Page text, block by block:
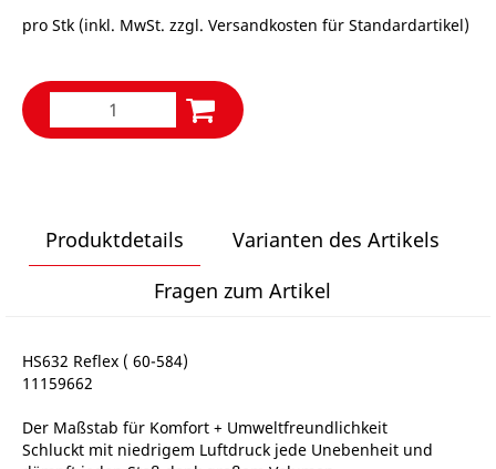
pro Stk (inkl. MwSt. zzgl. Versandkosten für Standardartikel)
Produktdetails
Varianten des Artikels
Fragen zum Artikel
HS632 Reflex ( 60-584)
11159662
Der Maßstab für Komfort + Umweltfreundlichkeit
Schluckt mit niedrigem Luftdruck jede Unebenheit und